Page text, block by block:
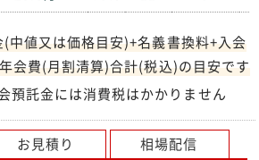
中値又は価格目安)+名義書換料+入会
会費(月割清算)合計(税込)の目安です
預託金には消費税はかかりません
お見積り 相場配信